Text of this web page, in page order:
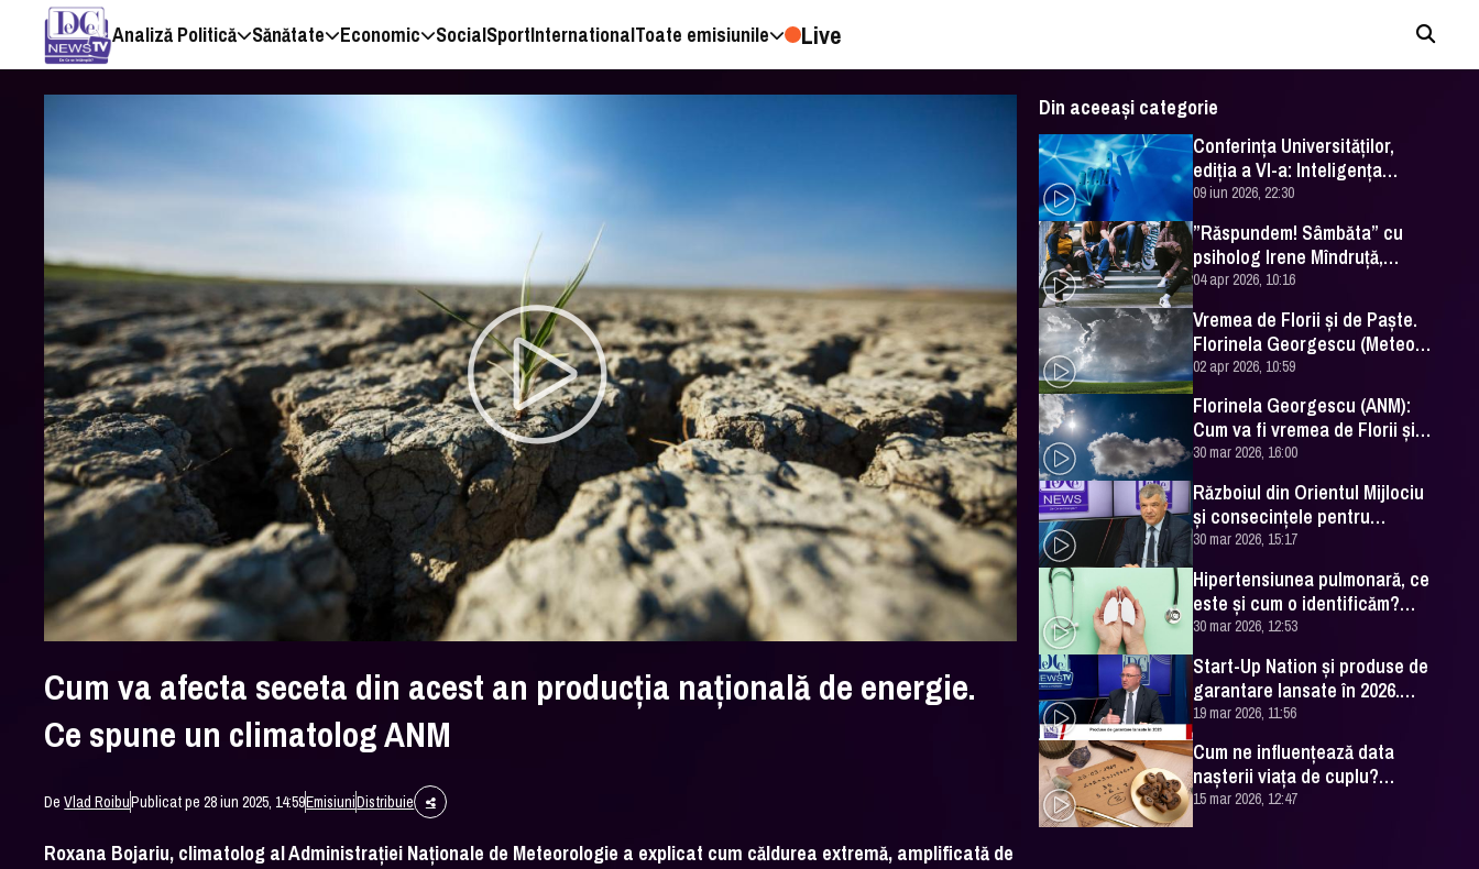
Analiză Politică Sănătate Economic SocialSportInternationalToate emisiunile Live
Cum va afecta seceta din acest an producția națională de energie.
Ce spune un climatolog ANM
DeVlad RoibuPublicat pe 28 iun 2025, 14:59EmisiuniDistribuie
Roxana Bojariu, climatolog al Administrației Naționale de Meteorologie a explicat cum căldurea extremă, amplificată de
Din aceeași categorie
Conferința Universităților,
ediția a VI-a: Inteligența
artificială în Educație- soluție
sau problemă?
09 iun 2026, 22:30
”Răspundem! Sâmbăta” cu
psiholog Irene Mîndruță,
despre adolescență
04 apr 2026, 10:16
Vremea de Florii și de Paște.
Florinela Georgescu (Meteo
România) a făcut prognoza
02 apr 2026, 10:59
Florinela Georgescu (ANM):
Cum va fi vremea de Florii și
de Paște 2026
30 mar 2026, 16:00
Războiul din Orientul Mijlociu
și consecințele pentru
România. Excelența Sa Ovidiu
Dranga, interviu
30 mar 2026, 15:17
Hipertensiunea pulmonară, ce
este și cum o identificăm?
Explicațiile unui medic
specialist
30 mar 2026, 12:53
Start-Up Nation și produse de
garantare lansate în 2026.
Cătălin Leonte (FNGCIMM), la
DC News
19 mar 2026, 11:56
Cum ne influențează data
nașterii viața de cuplu?
Numerologul Romeo Popescu
are explicațiile
15 mar 2026, 12:47